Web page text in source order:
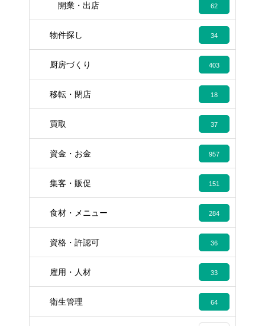
開業・出店 62
物件探し 34
厨房づくり 403
移転・閉店 18
買取 37
資金・お金 957
集客・販促 151
食材・メニュー 284
資格・許認可 36
雇用・人材 33
衛生管理 64